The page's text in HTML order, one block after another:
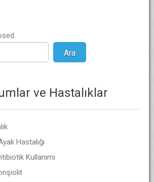
ve Hastalıklar
Hastalığı
Kullanımı